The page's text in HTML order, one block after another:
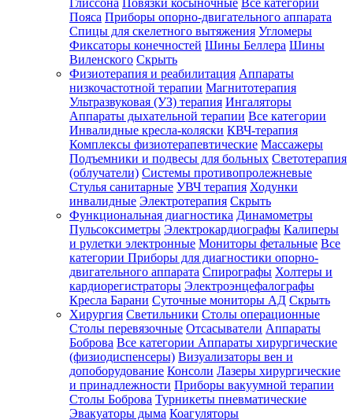
Глиссона Повязки косыночные Все категории
Пояса Приборы опорно-двигательного аппарата
Спицы для скелетного вытяжения Угломеры
Фиксаторы конечностей Шины Беллера Шины
Виленского Скрыть
Физиотерапия и реабилитация Аппараты
низкочастотной терапии Магнитотерапия
Ультразвуковая (УЗ) терапия Ингаляторы
Аппараты дыхательной терапии Все категории
Инвалидные кресла-коляски КВЧ-терапия
Комплексы физиотерапевтические Массажеры
Подъемники и подвесы для больных Светотерапия
(облучатели) Системы противопролежневые
Стулья санитарные УВЧ терапия Ходунки
инвалидные Электротерапия Скрыть
Функциональная диагностика Динамометры
Пульсоксиметры Электрокардиографы Калиперы
и рулетки электронные Мониторы фетальные Все
категории Приборы для диагностики опорно-
двигательного аппарата Спирографы Холтеры и
кардиорегистраторы Электроэнцефалографы
Кресла Барани Суточные мониторы АД Скрыть
Хирургия Светильники Столы операционные
Столы перевязочные Отсасыватели Аппараты
Боброва Все категории Аппараты хирургические
(физиодиспенсеры) Визуализаторы вен и
допоборудование Консоли Лазеры хирургические
и принадлежности Приборы вакуумной терапии
Столы Боброва Турникеты пневматические
Эвакуаторы дыма Коагуляторы